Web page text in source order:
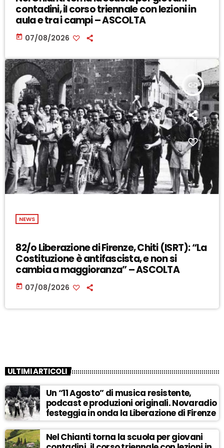
contadini, il corso triennale con lezioni in
aula e tra i campi – ASCOLTA
today 07/08/2026
insert_link
NEWS
82/o Liberazione di Firenze, Chiti (ISRT): “La
Costituzione è antifascista, e non si
cambia a maggioranza” – ASCOLTA
today 07/08/2026
ULTIMI ARTICOLI
Un “11 Agosto” di musica resistente,
podcast e produzioni originali. Novaradio
festeggia in onda la Liberazione di Firenze
Nel Chianti torna la scuola per giovani